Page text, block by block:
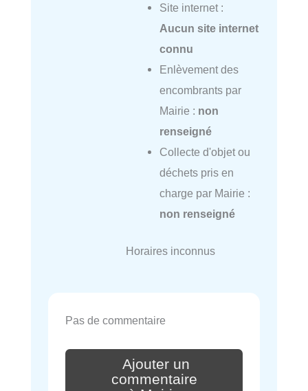
Site internet :
Aucun site internet
connu
Enlèvement des
encombrants par
Mairie : non
renseigné
Collecte d'objet ou
déchets pris en
charge par Mairie :
non renseigné
Horaires inconnus
Pas de commentaire
Ajouter un
commentaire